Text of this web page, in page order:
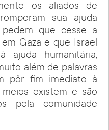
os aliados de
sua ajuda
que cesse a
Gaza e que Israel
ajuda humanitária,
além de palavras
pôr fim imediato à
existem e são
pela comunidade